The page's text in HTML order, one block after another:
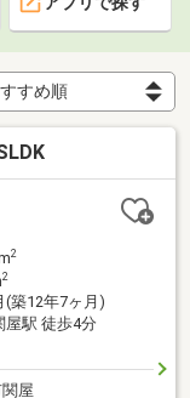
2
2
(築12年7ヶ月)
屋駅 徒歩4分
屋